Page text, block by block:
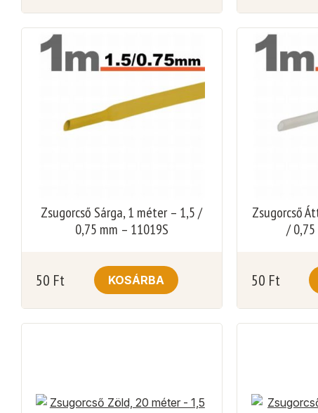
Zsugorcső Sárga, 1 méter – 1,5 /
0,75 mm – 11019S
50 Ft KOSÁRBA
Zsugorcső
/
50 Ft